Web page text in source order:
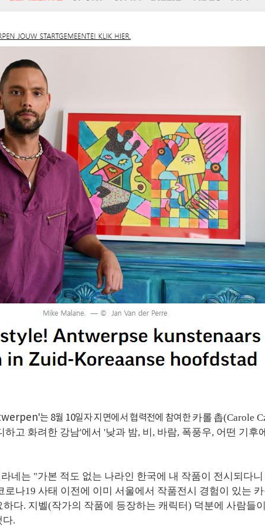
'는 8월 10일자 지면에서 협력전에 참여한 카롤 촙(Carole
고 화려한 강남'에서 '낮과 밤, 비, 바람, 폭풍우, 어떤 기후
네는 "가본 적도 없는 나라인 한국에 내 작품이 전시되다
나19 사태 이전에 이미 서울에서 작품전시 경험이 있는
다. 지벨(작가의 작품에 등장하는 캐릭터) 덕분에 사람들
다.